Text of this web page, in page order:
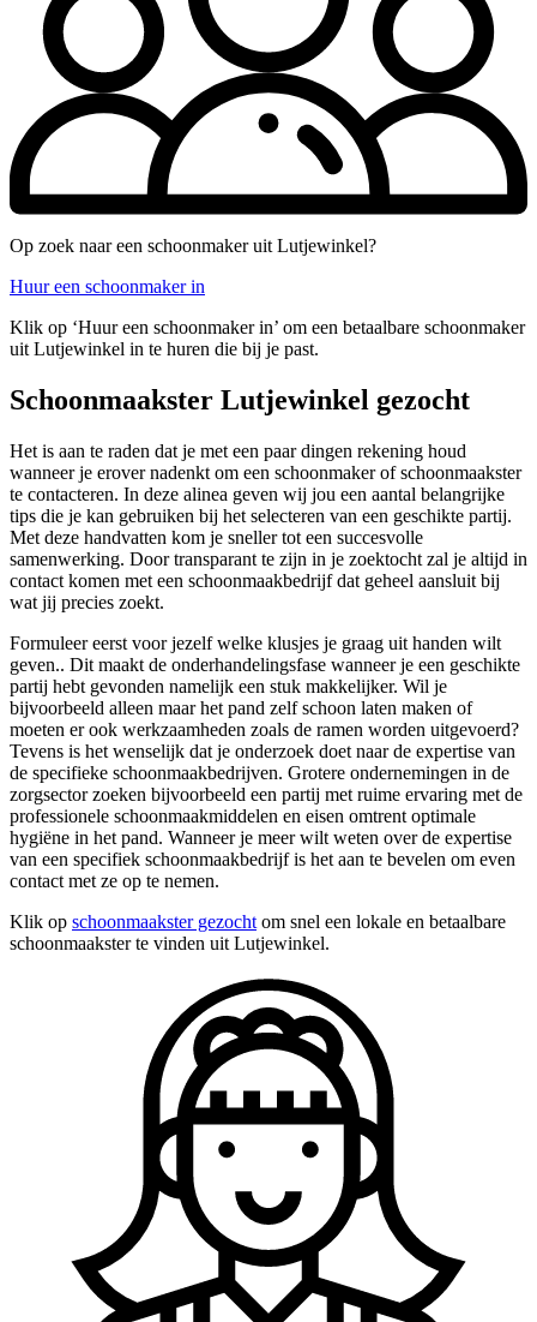
Op zoek naar een schoonmaker uit Lutjewinkel?
Huur een schoonmaker in
Klik op ‘Huur een schoonmaker in’ om een betaalbare schoonmaker
uit Lutjewinkel in te huren die bij je past.
Schoonmaakster Lutjewinkel gezocht
Het is aan te raden dat je met een paar dingen rekening houd
wanneer je erover nadenkt om een schoonmaker of schoonmaakster
te contacteren. In deze alinea geven wij jou een aantal belangrijke
tips die je kan gebruiken bij het selecteren van een geschikte partij.
Met deze handvatten kom je sneller tot een succesvolle
samenwerking. Door transparant te zijn in je zoektocht zal je altijd in
contact komen met een schoonmaakbedrijf dat geheel aansluit bij
wat jij precies zoekt.
Formuleer eerst voor jezelf welke klusjes je graag uit handen wilt
geven.. Dit maakt de onderhandelingsfase wanneer je een geschikte
partij hebt gevonden namelijk een stuk makkelijker. Wil je
bijvoorbeeld alleen maar het pand zelf schoon laten maken of
moeten er ook werkzaamheden zoals de ramen worden uitgevoerd?
Tevens is het wenselijk dat je onderzoek doet naar de expertise van
de specifieke schoonmaakbedrijven. Grotere ondernemingen in de
zorgsector zoeken bijvoorbeeld een partij met ruime ervaring met de
professionele schoonmaakmiddelen en eisen omtrent optimale
hygiëne in het pand. Wanneer je meer wilt weten over de expertise
van een specifiek schoonmaakbedrijf is het aan te bevelen om even
contact met ze op te nemen.
Klik op schoonmaakster gezocht om snel een lokale en betaalbare
schoonmaakster te vinden uit Lutjewinkel.